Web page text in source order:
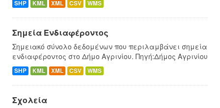
SHP KML XML CSV WMS
Σημεία Ενδιαφέροντος
Σημειακό σύνολο δεδομένων που περιλαμβάνει σημεία
ενδιαφέροντος στο Δήμο Αγρινίου. Πηγή:Δήμος Αγρινίου
SHP KML XML CSV WMS
Σχολεία